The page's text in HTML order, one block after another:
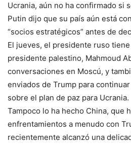
Ucrania, aún no ha confirmado si
Putin dijo que su país aún está
“socios estratégicos” antes de
El jueves, el presidente ruso
presidente palestino, Mahmoud
conversaciones en Moscú, y
enviados de Trump para
sobre el plan de paz para Ucrania.
Tampoco lo ha hecho China, que
enfrentamientos a menudo con
recientemente alcanzó una